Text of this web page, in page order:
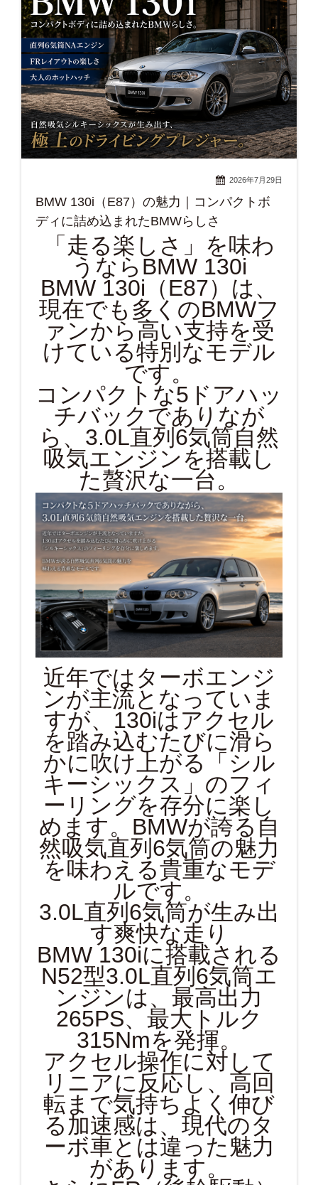
2026年7月29日
BMW 130i（E87）の魅力｜コンパクトボ
ディに詰め込まれたBMWらしさ
「走る楽しさ」を味わ
うならBMW 130i
BMW 130i（E87）は、
現在でも多くのBMWフ
ァンから高い支持を受
けている特別なモデル
です。
コンパクトな5ドアハッ
チバックでありなが
ら、3.0L直列6気筒自然
吸気エンジンを搭載し
た贅沢な一台。
近年ではターボエンジ
ンが主流となっていま
すが、130iはアクセル
を踏み込むたびに滑ら
かに吹け上がる「シル
キーシックス」のフィ
ーリングを存分に楽し
めます。BMWが誇る自
然吸気直列6気筒の魅力
を味わえる貴重なモデ
ルです。
3.0L直列6気筒が生み出
す爽快な走り
BMW 130iに搭載される
N52型3.0L直列6気筒エ
ンジンは、最高出力
265PS、最大トルク
315Nmを発揮。
アクセル操作に対して
リニアに反応し、高回
転まで気持ちよく伸び
る加速感は、現代のタ
ーボ車とは違った魅力
があります。